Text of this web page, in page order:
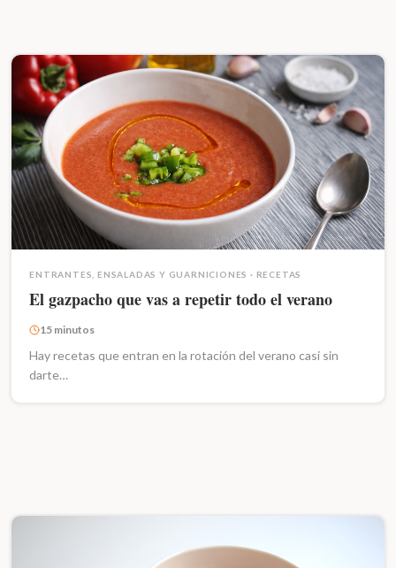
ENTRANTES, ENSALADAS Y GUARNICIONES · RECETAS
El gazpacho que vas a repetir todo el verano
15 minutos
Hay recetas que entran en la rotación del verano casi sin
darte…